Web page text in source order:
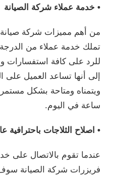
• خدمة عملاء شركة الصيانة
من أهم مميزات شركة صيانة
تملك خدمة عملاء من
للرد على كافة استفسارات
إلى أنها تساعد العميل
ويتمناه ومتاحة بشكل
ساعة في اليوم.
• اصلاح الثلاجات باحترافية
عندما تقوم بالاتصال على
فريزرات شركة الصيانة